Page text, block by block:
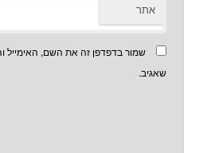
אתר
שמור בדפדפן זה את השם,
שאגיב.